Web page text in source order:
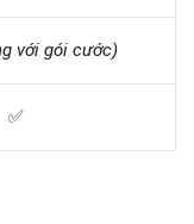
với gói cước)
✅